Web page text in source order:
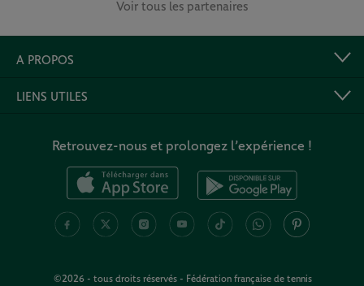
Voir tous les partenaires
A PROPOS
LIENS UTILES
Retrouvez-nous et prolongez l’expérience !
©2026 - tous droits réservés - Fédération française de tennis